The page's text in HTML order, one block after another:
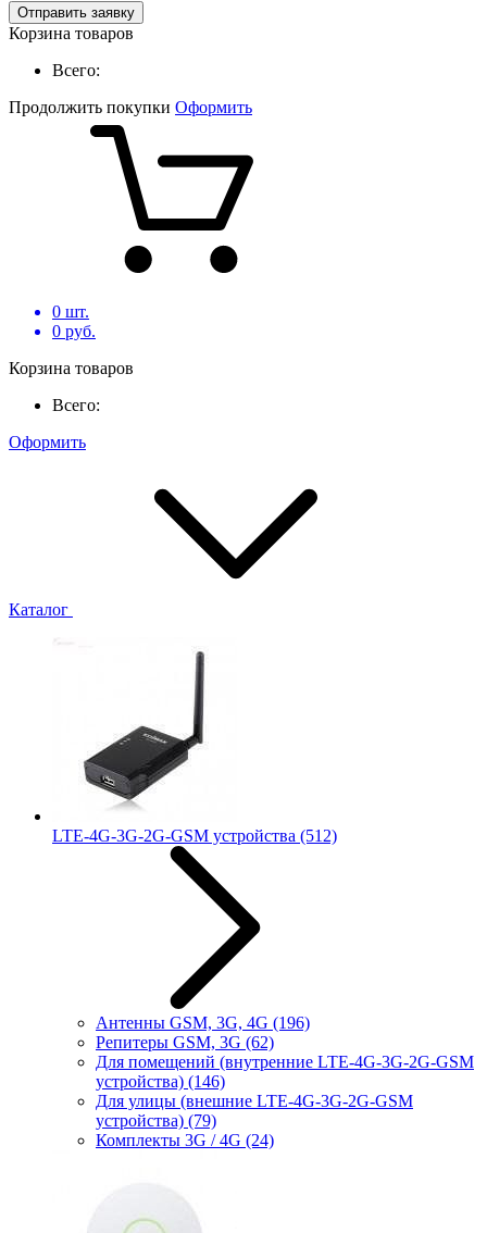
Отправить заявку
Корзина товаров
Всего:
Продолжить покупки Оформить
0 шт.
0 руб.
Корзина товаров
Всего:
Оформить
Каталог
LTE-4G-3G-2G-GSM устройства (512)
Антенны GSM, 3G, 4G (196)
Репитеры GSM, 3G (62)
Для помещений (внутренние LTE-4G-3G-2G-GSM
устройства) (146)
Для улицы (внешние LTE-4G-3G-2G-GSM
устройства) (79)
Комплекты 3G / 4G (24)